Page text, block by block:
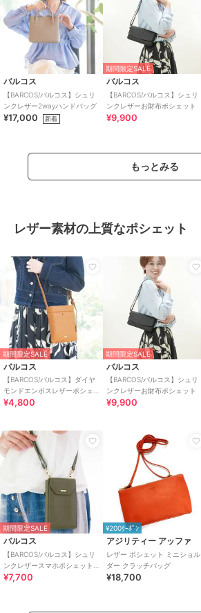
バルコス
【BARCOS/バルコス】シュリ
ンクレザー2wayハンドバッグ
¥17,000 新着
期間限定SALE
バルコス
【BARCOS/バルコス】シュリ
ンクレザーお財布ポシェット
¥9,900
もっとみる
レザー素材の上質なポシェット
期間限定SALE
バルコス
【BARCOS/バルコス】ダイヤ
モンドエンボスレザーポシェ
ット
¥4,800
期間限定SALE
バルコス
【BARCOS/バルコス】シュリ
ンクレザーお財布ポシェット
¥9,900
期間限定SALE
バルコス
【BARCOS/バルコス】シュリ
ンクレザースマホポシェット
＜マーシ＞
¥7,700
¥200ｸｰﾎﾟﾝ
アジリティー アッファ
レザー ポシェット ミニショル
ダー クラッチバッグ
¥18,700